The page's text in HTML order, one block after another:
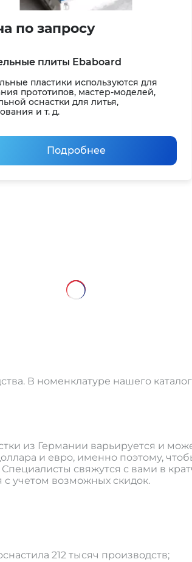
по запросу
плиты Ebaboard
пластики используются для
прототипов, мастер-моделей,
оснастки для литья,
и т. д.
Подробнее
В номенклатуре нашего
из Германии варьируется и
и евро, именно поэтому,
свяжутся с вами в
учетом возможных скидок.
212 тысяч производств;